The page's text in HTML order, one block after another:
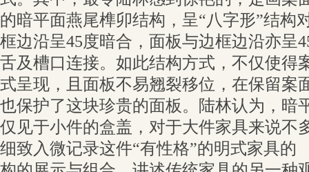
的暗平面燕尾榫卯结构，呈“八字形”结构
框边沿呈45度暗合，面板与边框边沿亦呈
舌及槽口连接。如此结构方式，不仅使得
式呈现，且面板不易翘裂移位，在保留案
也保护了这块珍贵的面板。陆林认为，暗
仅见于小件的盒盖，对于大件家具来说不
细致入微记录这件“有性格”的明式家具